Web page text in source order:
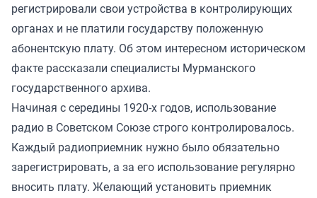
регистрировали свои устройства в контролирующих
органах и не платили государству положенную
абонентскую плату. Об этом интересном историческом
факте рассказали специалисты Мурманского
государственного архива.
Начиная с середины 1920-х годов, использование
радио в Советском Союзе строго контролировалось.
Каждый радиоприемник нужно было обязательно
зарегистрировать, а за его использование регулярно
вносить плату. Желающий установить приемник